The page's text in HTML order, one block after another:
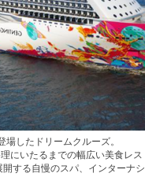
場したドリームクルーズ。
にいたるまでの幅広い美食レ
する自慢のスパ、インターナ